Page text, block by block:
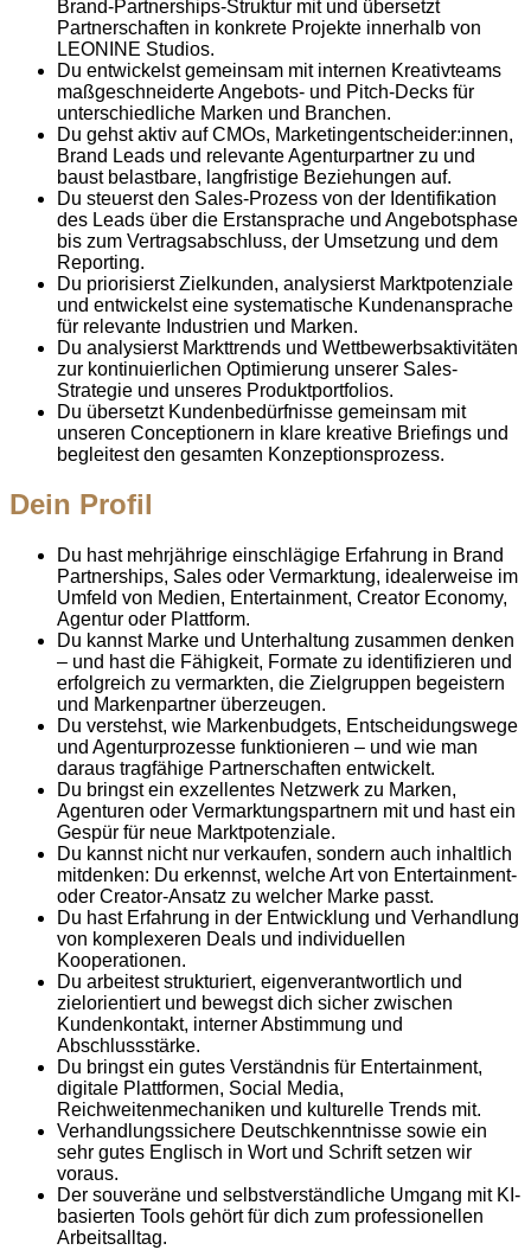
Brand-Partnerships-Struktur mit und übersetzt
Partnerschaften in konkrete Projekte innerhalb von
LEONINE Studios.
Du entwickelst gemeinsam mit internen Kreativteams
maßgeschneiderte Angebots- und Pitch-Decks für
unterschiedliche Marken und Branchen.
Du gehst aktiv auf CMOs, Marketingentscheider:innen,
Brand Leads und relevante Agenturpartner zu und
baust belastbare, langfristige Beziehungen auf.
Du steuerst den Sales-Prozess von der Identifikation
des Leads über die Erstansprache und Angebotsphase
bis zum Vertragsabschluss, der Umsetzung und dem
Reporting.
Du priorisierst Zielkunden, analysierst Marktpotenziale
und entwickelst eine systematische Kundenansprache
für relevante Industrien und Marken.
Du analysierst Markttrends und Wettbewerbsaktivitäten
zur kontinuierlichen Optimierung unserer Sales-
Strategie und unseres Produktportfolios.
Du übersetzt Kundenbedürfnisse gemeinsam mit
unseren Conceptionern in klare kreative Briefings und
begleitest den gesamten Konzeptionsprozess.
Dein Profil
Du hast mehrjährige einschlägige Erfahrung in Brand
Partnerships, Sales oder Vermarktung, idealerweise im
Umfeld von Medien, Entertainment, Creator Economy,
Agentur oder Plattform.
Du kannst Marke und Unterhaltung zusammen denken
– und hast die Fähigkeit, Formate zu identifizieren und
erfolgreich zu vermarkten, die Zielgruppen begeistern
und Markenpartner überzeugen.
Du verstehst, wie Markenbudgets, Entscheidungswege
und Agenturprozesse funktionieren – und wie man
daraus tragfähige Partnerschaften entwickelt.
Du bringst ein exzellentes Netzwerk zu Marken,
Agenturen oder Vermarktungspartnern mit und hast ein
Gespür für neue Marktpotenziale.
Du kannst nicht nur verkaufen, sondern auch inhaltlich
mitdenken: Du erkennst, welche Art von Entertainment-
oder Creator-Ansatz zu welcher Marke passt.
Du hast Erfahrung in der Entwicklung und Verhandlung
von komplexeren Deals und individuellen
Kooperationen.
Du arbeitest strukturiert, eigenverantwortlich und
zielorientiert und bewegst dich sicher zwischen
Kundenkontakt, interner Abstimmung und
Abschlussstärke.
Du bringst ein gutes Verständnis für Entertainment,
digitale Plattformen, Social Media,
Reichweitenmechaniken und kulturelle Trends mit.
Verhandlungssichere Deutschkenntnisse sowie ein
sehr gutes Englisch in Wort und Schrift setzen wir
voraus.
Der souveräne und selbstverständliche Umgang mit KI-
basierten Tools gehört für dich zum professionellen
Arbeitsalltag.